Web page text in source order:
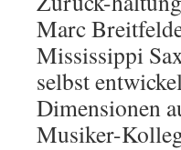
Marc
Mississippi
selbst
Dimensionen
Musiker-